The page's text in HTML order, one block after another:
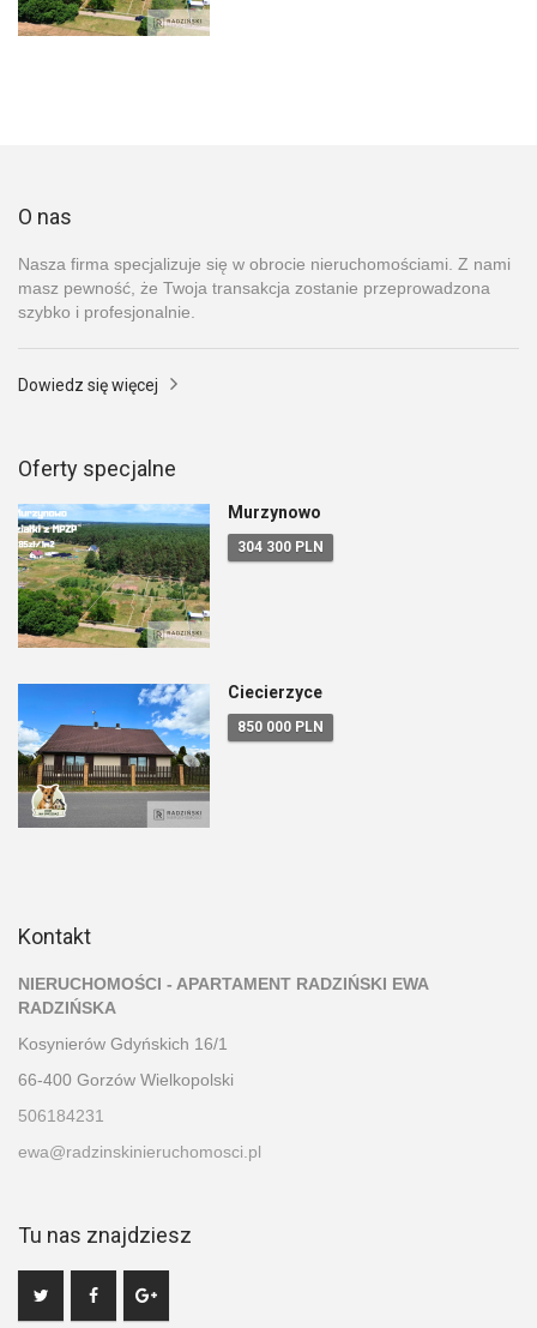
O nas
Nasza firma specjalizuje się w obrocie nieruchomościami. Z nami
masz pewność, że Twoja transakcja zostanie przeprowadzona
szybko i profesjonalnie.
Dowiedz się więcej
Oferty specjalne
Murzynowo
304 300 PLN
Ciecierzyce
850 000 PLN
Kontakt
NIERUCHOMOŚCI - APARTAMENT RADZIŃSKI EWA
RADZIŃSKA
Kosynierów Gdyńskich 16/1
66-400 Gorzów Wielkopolski
506184231
ewa@radzinskinieruchomosci.pl
Tu nas znajdziesz